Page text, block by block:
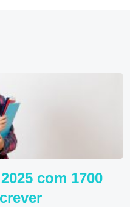
com 1700